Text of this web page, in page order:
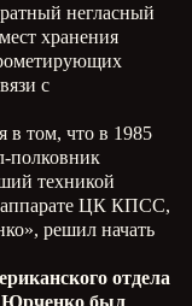
негласный
хранения
с
в том, что в 1985
полковник
техникой
аппарате ЦК КПСС,
решил начать
отдела
был